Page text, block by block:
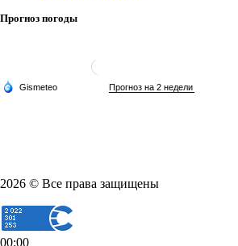
Прогноз погоды
2026 © Все права защищены
00:00